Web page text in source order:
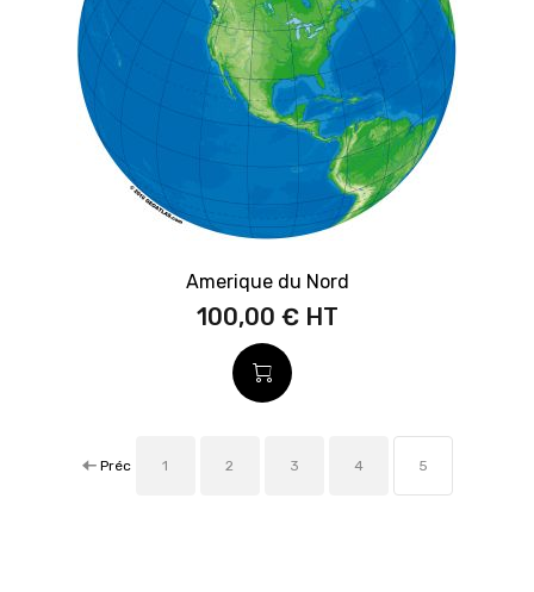
Amerique du Nord
100,00 €
Préc 1 2 3 4 5